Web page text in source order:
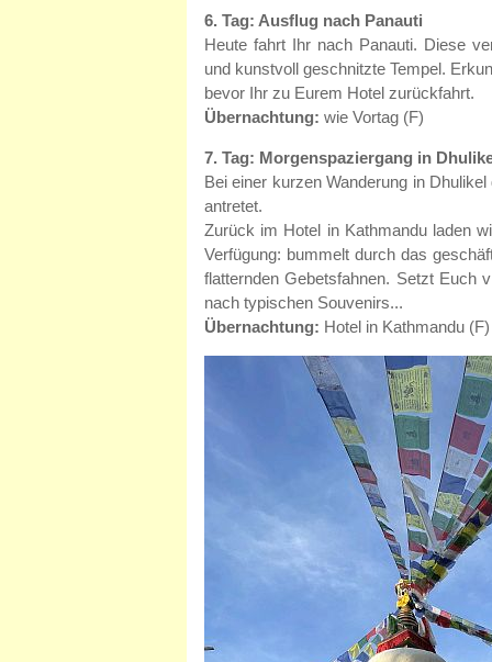
6. Tag: Ausflug nach Panauti
Heute fahrt Ihr nach Panauti. Diese
und kunstvoll geschnitzte Tempel.
bevor Ihr zu Eurem Hotel zurückfahrt.
Übernachtung: wie Vortag (F)
7. Tag: Morgenspaziergang in
Bei einer kurzen Wanderung in
antretet.
Zurück im Hotel in Kathmandu laden
Verfügung: bummelt durch das
flatternden Gebetsfahnen. Setzt Euch
nach typischen Souvenirs...
Übernachtung: Hotel in Kathmandu (F)